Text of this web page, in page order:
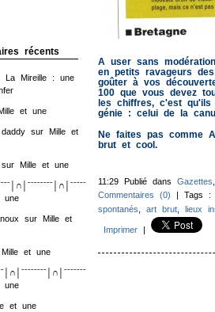
récents
La Mireille : une
et une
sur
Mille et
Mille et une
une
sur
Mille et
Mille et une
une
et une
A user sans
en petits ravageurs
goûter à vos
100 que vous devez
les chiffres, c'est qu'ils
génie : celui de la
Ne faites pas comme
brut et cool.
11:29 Publié dans Gazettes
Commentaires (0) | Tags
spontanés
art brut, lieux
Imprimer|